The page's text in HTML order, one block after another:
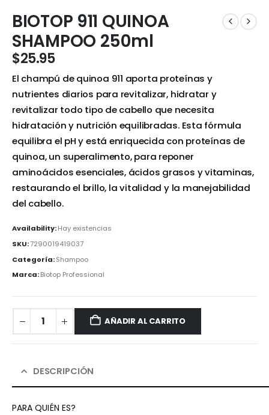
BIOTOP 911 QUINOA
SHAMPOO 250ml
$25.95
El champú de quinoa 911 aporta proteínas y
nutrientes diarios para revitalizar, hidratar y
revitalizar todo tipo de cabello que necesita
hidratación y nutrición equilibradas. Esta fórmula
equilibra el pH y está enriquecida con proteínas de
quinoa, un superalimento, para reponer
aminoácidos esenciales, ácidos grasos y vitaminas,
restaurando el brillo, la vitalidad y la manejabilidad
del cabello.
Availability:Hay existencias
SKU:7290019419037
Categoría:Shampoo
Marca:Biotop Professional
AÑADIR AL CARRITO
DESCRIPCIÓN
PARA QUIÉN ES?